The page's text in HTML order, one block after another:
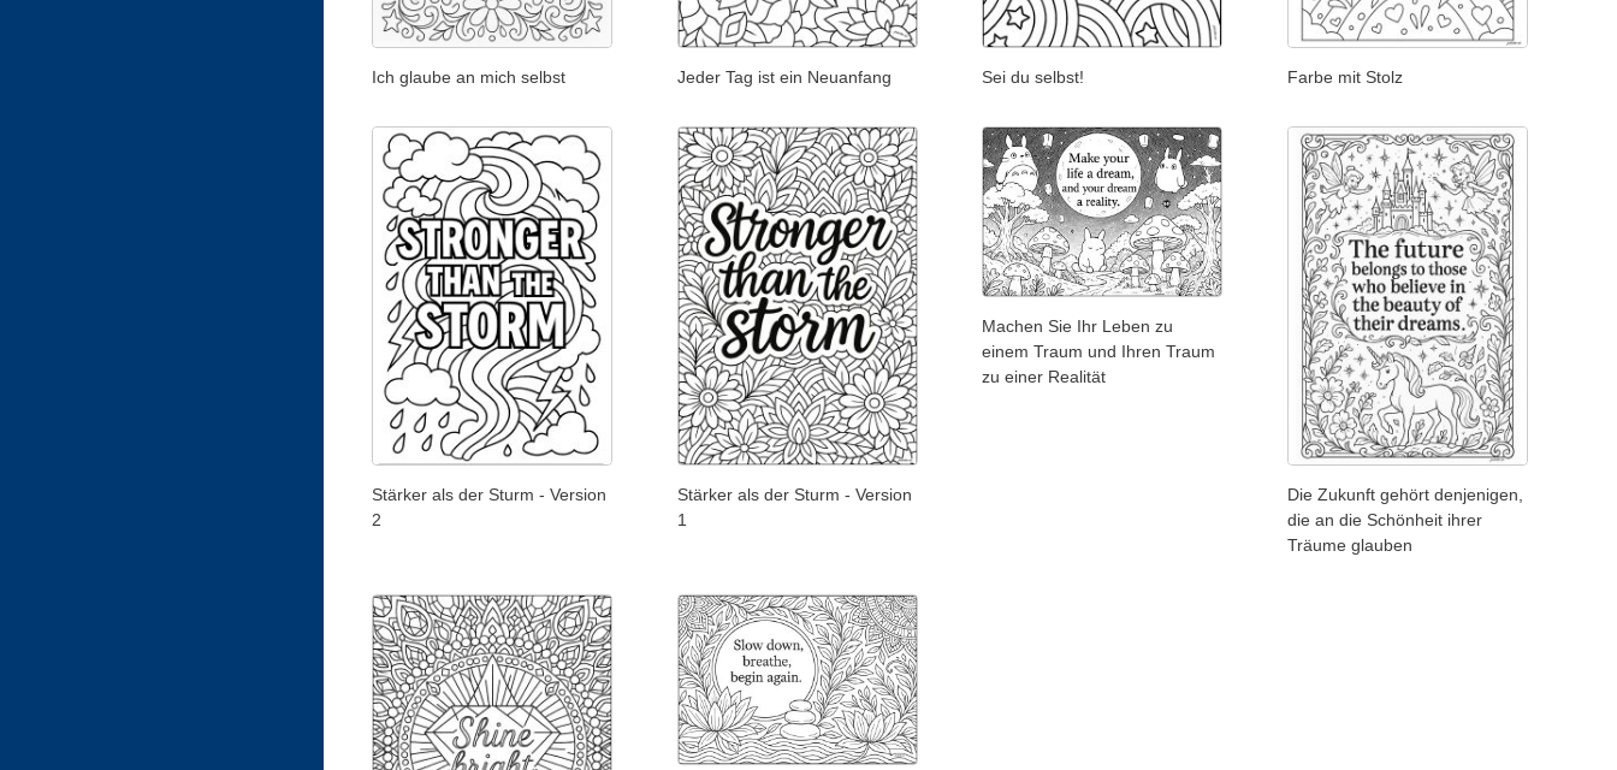
Ich glaube an mich selbst Jeder Tag ist ein Neuanfang Sei du selbst! Farbe mit Stolz
Stärker als der Sturm - Version
2
Stärker als der Sturm - Version
1
Machen Sie Ihr Leben zu
einem Traum und Ihren Traum
zu einer Realität
Die Zukunft gehört denjenigen,
die an die Schönheit ihrer
Träume glauben